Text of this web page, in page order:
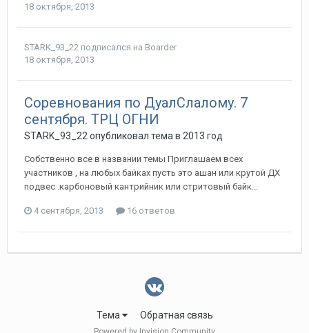
18 октября, 2013
STARK_93_22 подписался на Boarder
18 октября, 2013
Соревнования по ДуалСлалому. 7
сентября. ТРЦ ОГНИ
STARK_93_22 опубликовал тема в 2013 год
Собственно все в названии темы Приглашаем всех
участников , на любых байках пусть это ашан или крутой ДХ
подвес .карбоновый кантрийник или стритовый байк...
4 сентября, 2013 16 ответов
Тема Обратная связь